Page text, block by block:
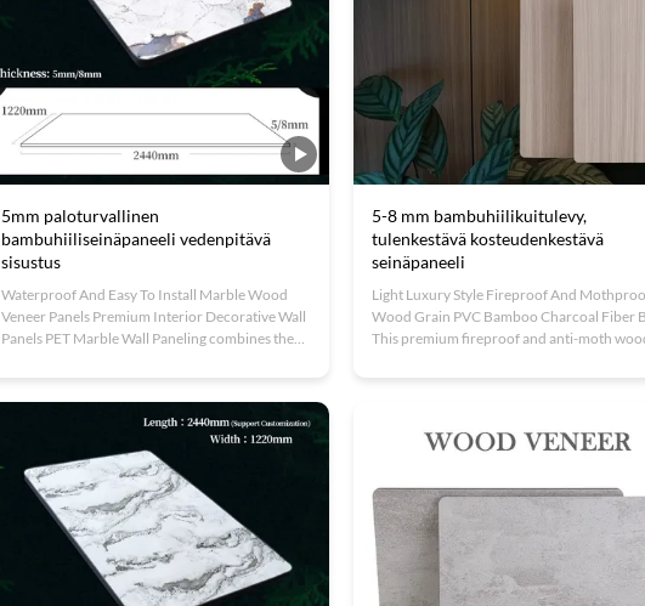
5mm paloturvallinen
bambuhiiliseinäpaneeli vedenpitävä
sisustus
Waterproof And Easy To Install Marble Wood
Veneer Panels Premium Interior Decorative Wall
Panels PET Marble Wall Paneling combines the
elegant bamboo charcoal wood finish, creating a
perfect blend of functionality ...
5-8 mm bambuhiilikuitulevy,
tulenkestävä kosteudenkestävä
seinäpaneeli
Light Luxury Style Fireproof And
Wood Grain PVC Bamboo Charcoal Fiber
This premium fireproof and anti-moth